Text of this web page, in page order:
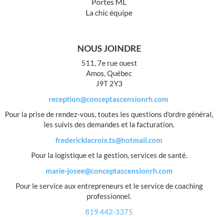
La chic équipe
NOUS JOINDRE
511, 7e rue ouest
Amos, Québec
J9T 2Y3
reception@conceptascensionrh.com
Pour la prise de rendez-vous, toutes les questions d'ordre général,
les suivis des demandes et la facturation.
fredericklacroix.ts@hotmail.com
Pour la logistique et la gestion, services de santé.
marie-josee@conceptascensionrh.com
Pour le service aux entrepreneurs et le service de coaching
professionnel.
819 442-3375